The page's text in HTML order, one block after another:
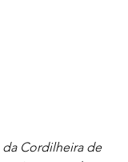
da Cordilheira de